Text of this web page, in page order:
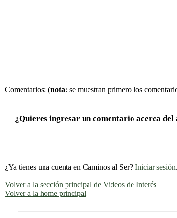
Comentarios: (nota: se muestran primero los
¿Quieres ingresar un comentario acerca
¿Ya tienes una cuenta en Caminos al Ser? Iniciar sesión.
Volver a la sección principal de Videos de Interés
Volver a la home principal